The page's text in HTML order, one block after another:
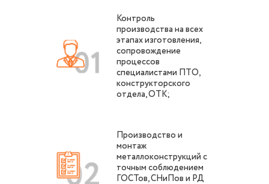
Контроль
производства на всех
этапах изготовления,
сопровождение
процессов
специалистами ПТО,
конструкторского
отдела, ОТК;
Производство и
монтаж
металлоконструкций с
точным соблюдением
ГОСТов, СНиПов и РД